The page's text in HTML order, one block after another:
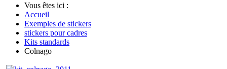
Vous êtes ici :
Accueil
Exemples de stickers
stickers pour cadres
Kits standards
Colnago